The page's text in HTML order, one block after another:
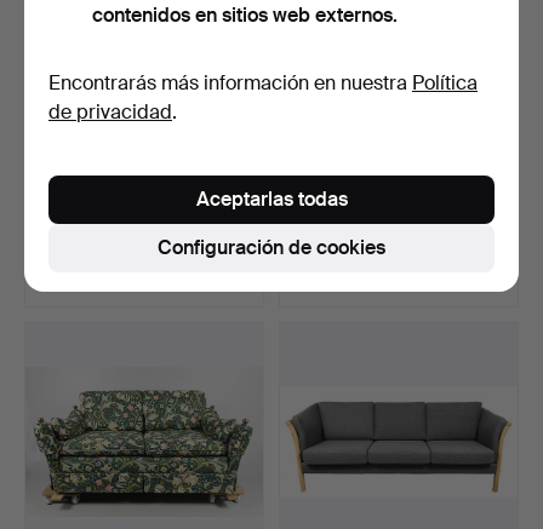
SOFA, vestida con William
Subastado 15 nov 2024
CONJUNTO DE SOFÁS, 4
piezas, "Big Boy", pi…
Subastado 26 jul 2026
6 pujas
contenidos en sitios web externos.
Encontrarás más información en nuestra Política
de privacidad.
Configuración de cookies
Aceptarlas todas